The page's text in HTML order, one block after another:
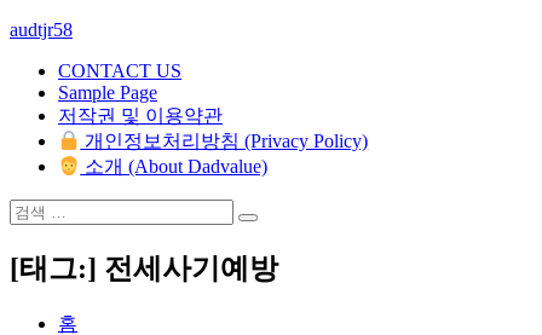
콘
기
audtjr58
CONTACT US
Sample Page
저작권 및 이용약관
개인정보처리방침 (Privacy Policy)
소개 (About Dadvalue)
검
검
[태그:] 전세사기예방
홈